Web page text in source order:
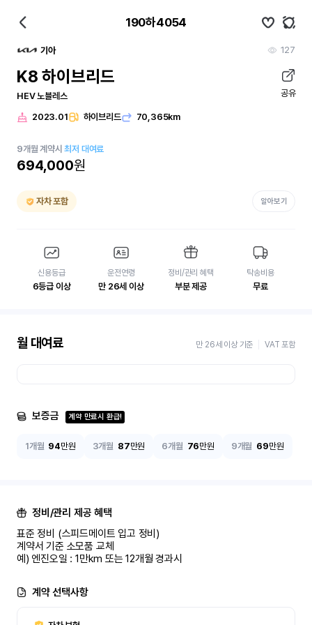
190하4054
기아 127
K8 하이브리드
HEV 노블레스 공유
2023.01 하이브리드 70,365km
9개월 계약시최저 대여료
694,000원
자차 포함 알아보기
신용등급
6등급 이상
운전연령
만 26세 이상
정비/관리 혜택
부분 제공
탁송비용
무료
월 대여료 만 26세 이상 기준 VAT 포함
보증금 계약 만료시 환급!
1개월 94만원 3개월 87만원 6개월 76만원 9개월 69만원
정비/관리 제공 혜택
표준 정비 (스피드메이트 입고 정비)
계약서 기준 소모품 교체
예) 엔진오일 : 1만km 또는 12개월 경과시
계약 선택사항